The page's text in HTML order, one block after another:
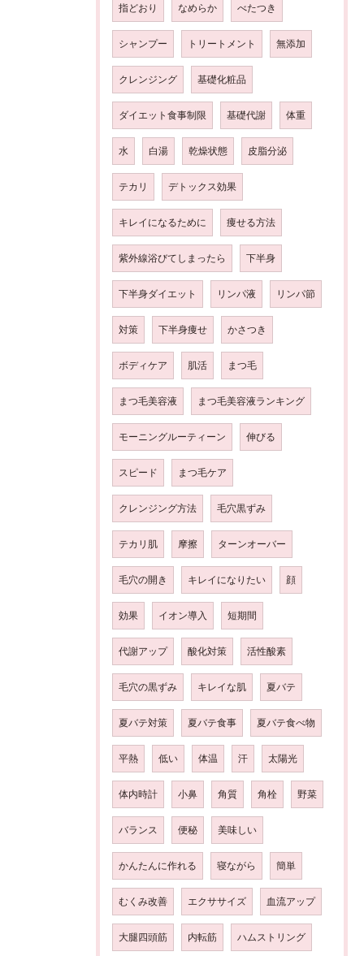
指どおり なめらか べたつき
シャンプー トリートメント 無添加
クレンジング 基礎化粧品
ダイエット食事制限 基礎代謝 体重
水 白湯 乾燥状態 皮脂分泌
テカリ デトックス効果
キレイになるために 痩せる方法
紫外線浴びてしまったら 下半身
下半身ダイエット リンパ液 リンパ節
対策 下半身痩せ かさつき
ボディケア 肌活 まつ毛
まつ毛美容液 まつ毛美容液ランキング
モーニングルーティーン 伸びる
スピード まつ毛ケア
クレンジング方法 毛穴黒ずみ
テカリ肌 摩擦 ターンオーバー
毛穴の開き キレイになりたい 顔
効果 イオン導入 短期間
代謝アップ 酸化対策 活性酸素
毛穴の黒ずみ キレイな肌 夏バテ
夏バテ対策 夏バテ食事 夏バテ食べ物
平熱 低い 体温 汗 太陽光
体内時計 小鼻 角質 角栓 野菜
バランス 便秘 美味しい
かんたんに作れる 寝ながら 簡単
むくみ改善 エクササイズ 血流アップ
大腿四頭筋 内転筋 ハムストリング